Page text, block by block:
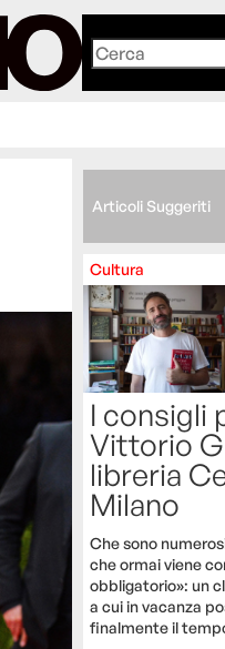
Articoli Suggeriti
Cultura
I consigli
Vittorio
libreria
Milano
Che sono
che ormai viene
obbligatorio»: un
a cui in vacanza
finalmente il